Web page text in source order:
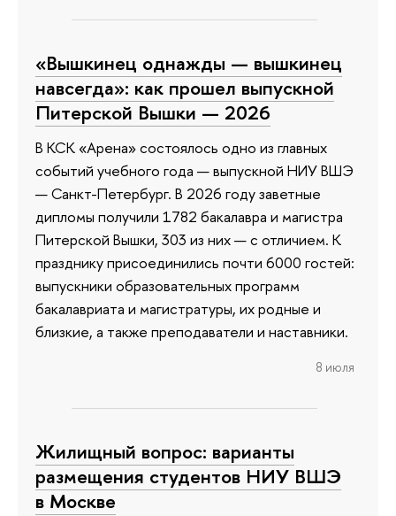
«Вышкинец однажды — вышкинец
навсегда»: как прошел выпускной
Питерской Вышки — 2026
В КСК «Арена» состоялось одно из главных
событий учебного года — выпускной НИУ ВШЭ
— Санкт-Петербург. В 2026 году заветные
дипломы получили 1782 бакалавра и магистра
Питерской Вышки, 303 из них — с отличием. К
празднику присоединились почти 6000 гостей:
выпускники образовательных программ
бакалавриата и магистратуры, их родные и
близкие, а также преподаватели и наставники.
8 июля
Жилищный вопрос: варианты
размещения студентов НИУ ВШЭ
в Москве